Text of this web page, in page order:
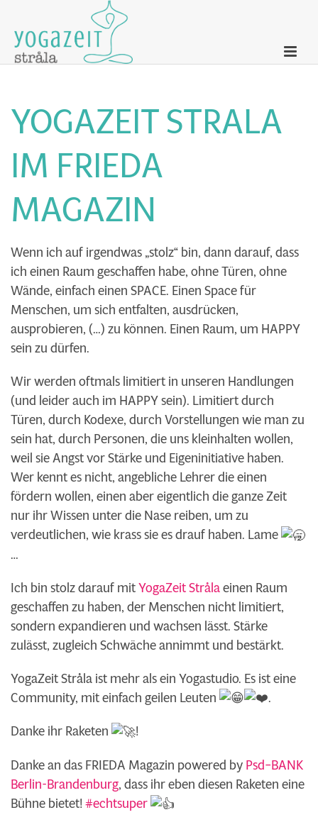
YOGAZEIT STRALA
IM FRIEDA
MAGAZIN
Wenn ich auf irgendwas „stolz“ bin, dann darauf, dass
ich einen Raum geschaffen habe, ohne Türen, ohne
Wände, einfach einen SPACE. Einen Space für
Menschen, um sich entfalten, ausdrücken,
ausprobieren, (…) zu können. Einen Raum, um HAPPY
sein zu dürfen.
Wir werden oftmals limitiert in unseren Handlungen
(und leider auch im HAPPY sein). Limitiert durch
Türen, durch Kodexe, durch Vorstellungen wie man zu
sein hat, durch Personen, die uns kleinhalten wollen,
weil sie Angst vor Stärke und Eigeninitiative haben.
Wer kennt es nicht, angebliche Lehrer die einen
fördern wollen, einen aber eigentlich die ganze Zeit
nur ihr Wissen unter die Nase reiben, um zu
verdeutlichen, wie krass sie es drauf haben. Lame
…
Ich bin stolz darauf mitYogaZeit Strålaeinen Raum
geschaffen zu haben, der Menschen nicht limitiert,
sondern expandieren und wachsen lässt. Stärke
zulässt, zugleich Schwäche annimmt und bestärkt.
YogaZeit Stråla ist mehr als ein Yogastudio. Es ist eine
Community, mit einfach geilen Leuten
.
Danke ihr Raketen
!
Danke an das FRIEDA Magazin powered byPsd–BANK
Berlin-Brandenburg, dass ihr eben diesen Raketen eine
Bühne bietet!#echtsuper